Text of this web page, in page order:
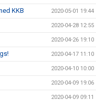
KKB 2020-05-01 19:44
2020-04-28 12:55
2020-04-26 19:10
2020-04-17 11:10
2020-04-10 10:00
2020-04-09 19:06
2020-04-09 09:11